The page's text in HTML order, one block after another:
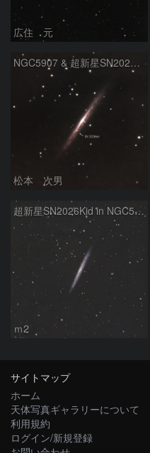
広住 元
NGC5907 & 超新星SN2026kid
松本 次男
超新星SN2026Kid in NGC5907
ｍ2
サイトマップ
ホーム
天体写真ギャラリーについて
利用規約
ログイン/新規登録